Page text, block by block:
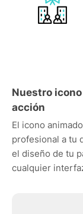
Nuestro
acción
El icono
profesional a tu
el diseño de tu
cualquier